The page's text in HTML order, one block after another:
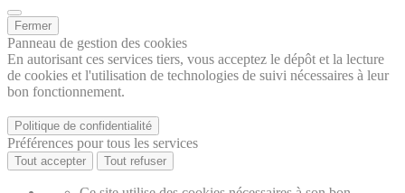
Fermer
Panneau de gestion des cookies
En autorisant ces services tiers, vous acceptez le dépôt et la lecture
de cookies et l'utilisation de technologies de suivi nécessaires à leur
bon fonctionnement.
Politique de confidentialité
Préférences pour tous les services
Tout accepter Tout refuser